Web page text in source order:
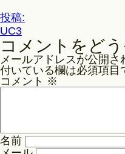
ズ
投
稿
ナ
ビ
ゲ
ョ
ン
投稿:
UC3
コメントをど
メールアドレスが公開さ
付いている欄は必須項目
コメント ※
名前